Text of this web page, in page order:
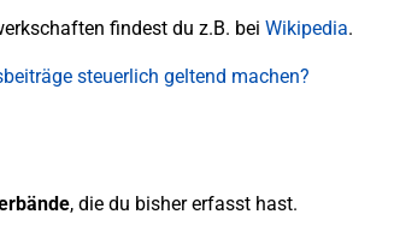
findest du z.B. bei Wikipedia.
steuerlich geltend machen?
, die du bisher erfasst hast.